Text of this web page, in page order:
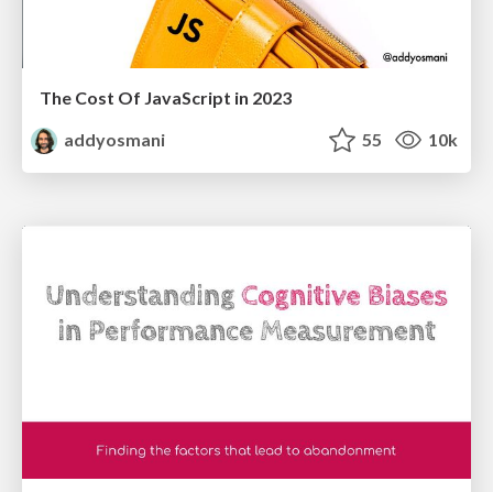
The Cost Of JavaScript in 2023
addyosmani
55 10k